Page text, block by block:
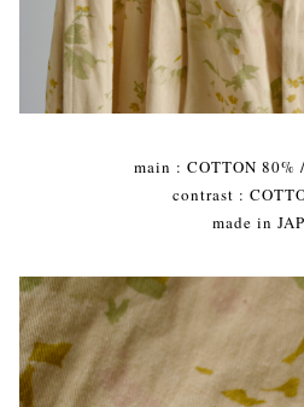
main : COTTON 80%
contrast :
made in